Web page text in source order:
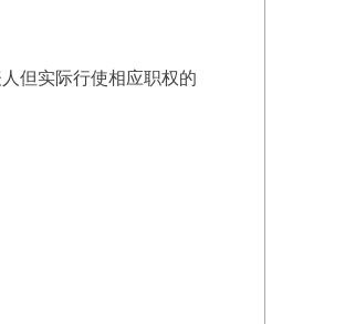
但实际行使相应职权的